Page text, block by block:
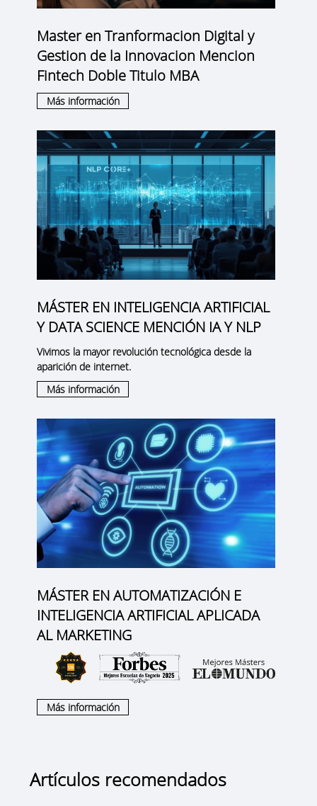
Master en Tranformacion Digital y
Gestion de la Innovacion Mencion
Fintech Doble Titulo MBA
Más información
MÁSTER EN INTELIGENCIA ARTIFICIAL
Y DATA SCIENCE MENCIÓN IA Y NLP
Vivimos la mayor revolución tecnológica desde la
aparición de internet.
Más información
MÁSTER EN AUTOMATIZACIÓN E
INTELIGENCIA ARTIFICIAL APLICADA
AL MARKETING
Más información
Artículos recomendados